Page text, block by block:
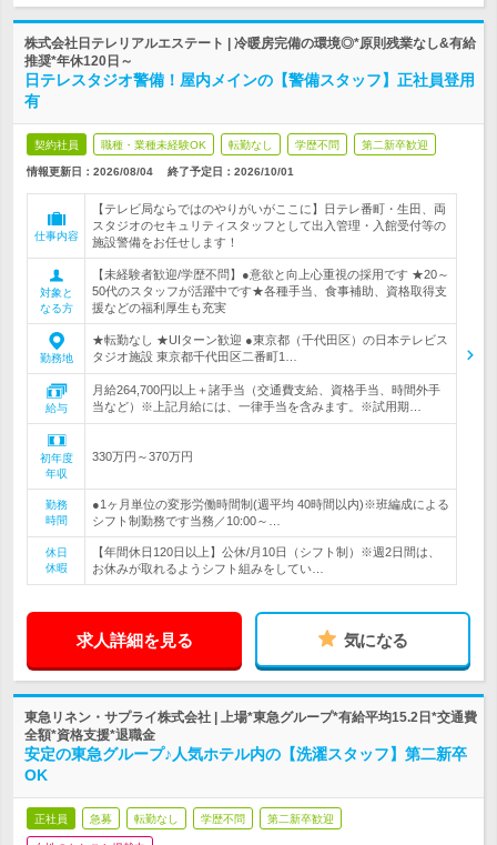
株式会社日テレリアルエステート | 冷暖房完備の環境◎*原則残業なし&有給
推奨*年休120日～
日テレスタジオ警備！屋内メインの【警備スタッフ】正社員登用
有
契約社員 職種・業種未経験OK 転勤なし 学歴不問 第二新卒歓迎
情報更新日：2026/08/04 終了予定日： 2026/10/01
仕事内容
【テレビ局ならではのやりがいがここに】日テレ番町・生田、両
スタジオのセキュリティスタッフとして出入管理・入館受付等の
施設警備をお任せします！
対象と
なる方
【未経験者歓迎/学歴不問】●意欲と向上心重視の採用です ★20～
50代のスタッフが活躍中です★各種手当、食事補助、資格取得支
援などの福利厚生も充実
勤務地
★転勤なし ★UIターン歓迎 ●東京都（千代田区）の日本テレビス
タジオ施設 東京都千代田区二番町1…
給与
月給264,700円以上＋諸手当（交通費支給、資格手当、時間外手
当など）※上記月給には、一律手当を含みます。※試用期…
初年度
年収
330万円～370万円
勤務
時間
●1ヶ月単位の変形労働時間制(週平均 40時間以内)※班編成による
シフト制勤務です当務／10:00～…
休日
休暇
【年間休日120日以上】公休/月10日（シフト制）※週2日間は、
お休みが取れるようシフト組みをしてい…
求人詳細を見る 気になる
東急リネン・サプライ株式会社 | 上場*東急グループ*有給平均15.2日*交通費
全額*資格支援*退職金
安定の東急グループ♪人気ホテル内の【洗濯スタッフ】第二新卒
OK
正社員 急募 転勤なし 学歴不問 第二新卒歓迎